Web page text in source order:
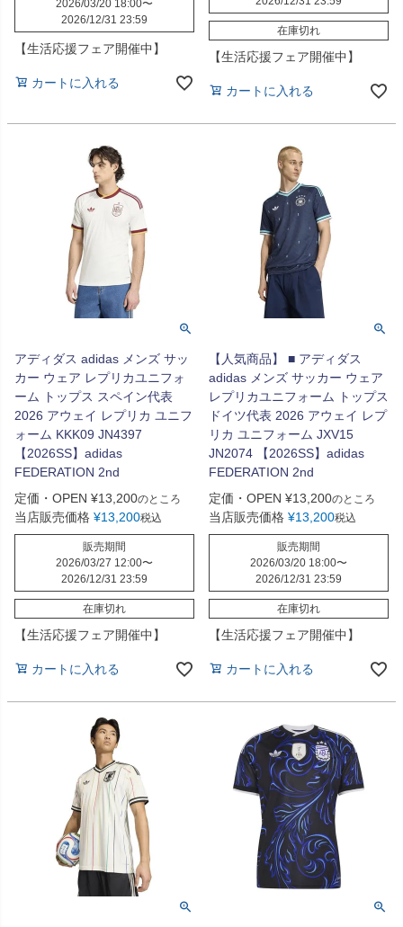
2026/03/20 18:00〜
2026/12/31 23:59
【生活応援フェア開催中】
カートに入れる
在庫切れ
【生活応援フェア開催中】
カートに入れる
アディダス adidas メンズ サッ
カー ウェア レプリカユニフォ
ーム トップス スペイン代表
2026 アウェイ レプリカ ユニフ
ォーム KKK09 JN4397
【2026SS】adidas
FEDERATION 2nd
定価・OPEN ¥13,200のところ
当店販売価格 ¥13,200税込
販売期間
2026/03/27 12:00〜
2026/12/31 23:59
在庫切れ
【生活応援フェア開催中】
カートに入れる
【人気商品】 ■ アディダス
adidas メンズ サッカー ウェア
レプリカユニフォーム トップス
ドイツ代表 2026 アウェイ レプ
リカ ユニフォーム JXV15
JN2074 【2026SS】adidas
FEDERATION 2nd
定価・OPEN ¥13,200のところ
当店販売価格 ¥13,200税込
販売期間
2026/03/20 18:00〜
2026/12/31 23:59
在庫切れ
【生活応援フェア開催中】
カートに入れる